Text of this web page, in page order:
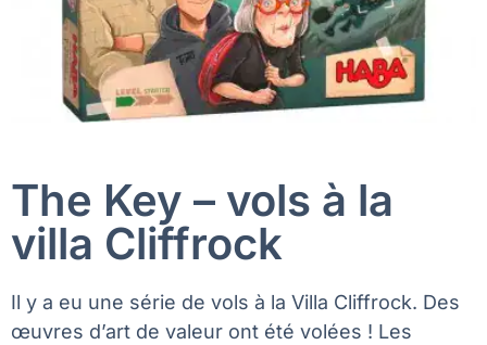
The Key – vols à la
villa Cliffrock
Il y a eu une série de vols à la Villa Cliffrock. Des
œuvres d’art de valeur ont été volées ! Les